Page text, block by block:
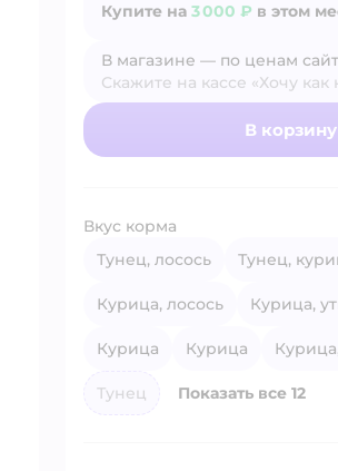
Купите на 3 000 ₽ в этом
В магазине — по ценам
Скажите на кассе «Хочу как
В магазине — по ценам сайта
В корзину
Вкус корма
тунец, лосось
тунец,
курица, лосось курица,
курица курица
тунец Показать все 12